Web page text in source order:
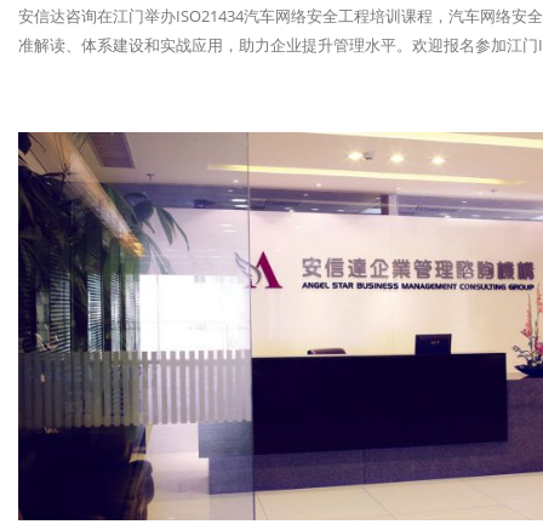
安信达咨询在江门举办ISO21434汽车网络安全工程培训课程，汽车网络
准解读、体系建设和实战应用，助力企业提升管理水平。欢迎报名参加江